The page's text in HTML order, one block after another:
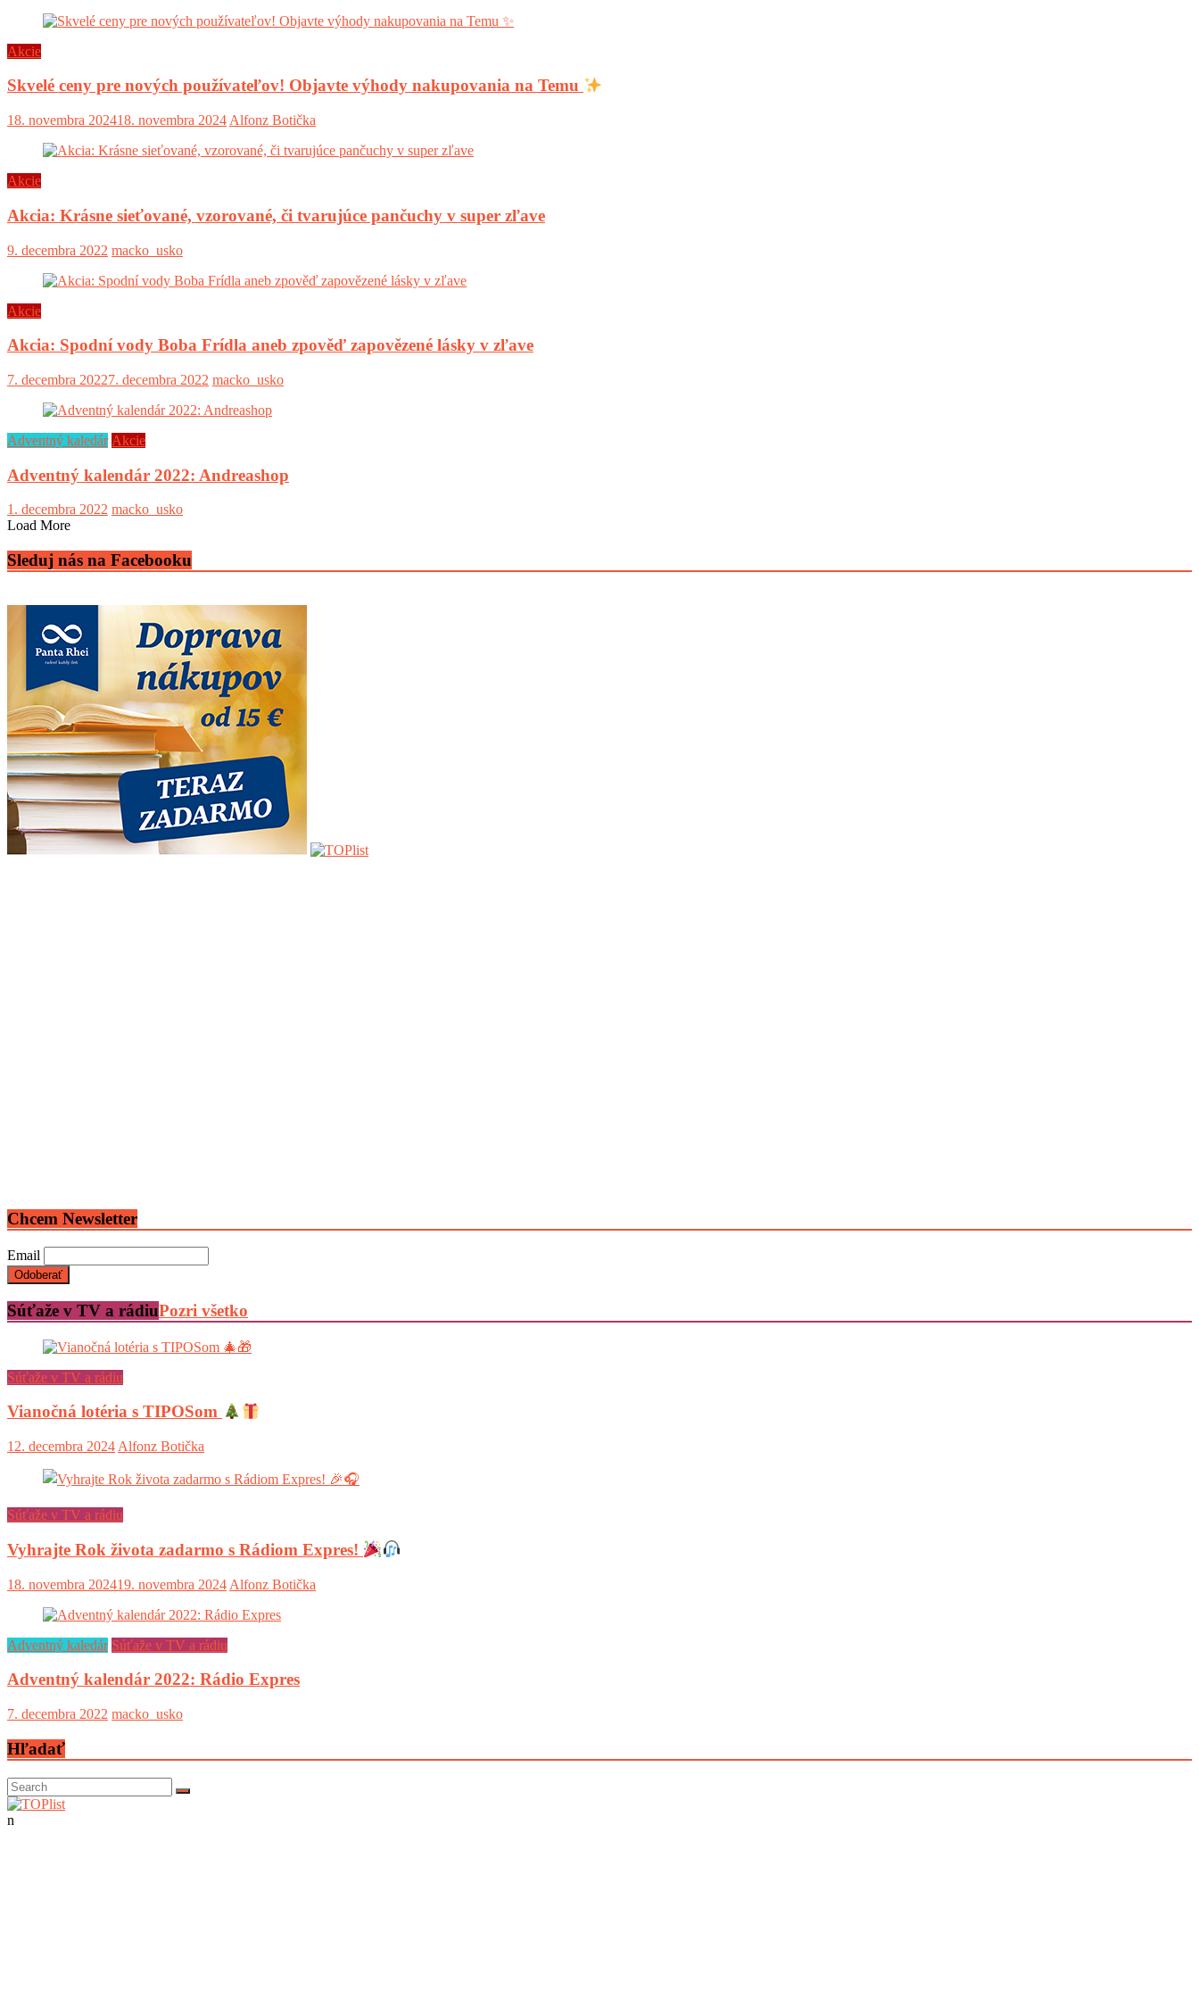
Akcie
Skvelé ceny pre nových používateľov! Objavte výhody nakupovania na Temu
18. novembra 202418. novembra 2024 Alfonz Botička
Akcie
Akcia: Krásne sieťované, vzorované, či tvarujúce pančuchy v super zľave
9. decembra 2022 macko_usko
Akcie
Akcia: Spodní vody Boba Frídla aneb zpověď zapovězené lásky v zľave
7. decembra 20227. decembra 2022 macko_usko
Adventný kaledár Akcie
Adventný kalendár 2022: Andreashop
1. decembra 2022 macko_usko
Load More
Sleduj nás na Facebooku
Chcem Newsletter
Email
Súťaže v TV a rádiuPozri všetko
Súťaže v TV a rádiu
Vianočná lotéria s TIPOSom
12. decembra 2024 Alfonz Botička
Súťaže v TV a rádiu
Vyhrajte Rok života zadarmo s Rádiom Expres!
18. novembra 202419. novembra 2024 Alfonz Botička
Adventný kaledár Súťaže v TV a rádiu
Adventný kalendár 2022: Rádio Expres
7. decembra 2022 macko_usko
Hľadať
n